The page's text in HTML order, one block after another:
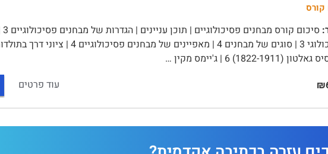
קורס
(1822-1911) 6 | ג'יימס מקין …
עוד פרטים